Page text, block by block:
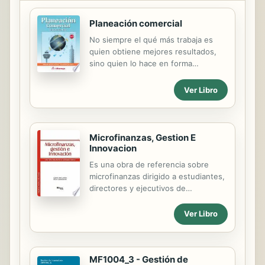
Planeación comercial
No siempre el qué más trabaja es
quien obtiene mejores resultados,
sino quien lo hace en forma
conduce al lector, paso a paso, en la
tarea relativa al desarrollo del plan
estratégico de mercadotecnia para
diversos tipos de organizaciones,
aborda la planeación comercial desde
un enfoque práctico y estratégico,
mercadotecnia en los planes
auxiliares de nivel inferior.
Ver Libro
Microfinanzas, Gestion E
Innovacion
Es una obra de referencia sobre
microfinanzas dirigido a estudiantes,
directores y ejecutivos de
organismos del sector y entidades
gubernamentales. Se definen
conceptos basicos, la historia de
instituciones microfinancieras de
importancia mundial y los elementos
Ver Libro
MF1004_3 - Gestión de